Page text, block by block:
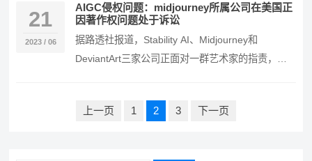
21
2023 / 06
AIGC侵权问题：midjourney所属公司在美国正
因著作权问题处于诉讼
据路透社报道，Stability AI、Midjourney和
DeviantArt三家公司正面对一群艺术家的指责，这
上一页 1 2 3 下一页